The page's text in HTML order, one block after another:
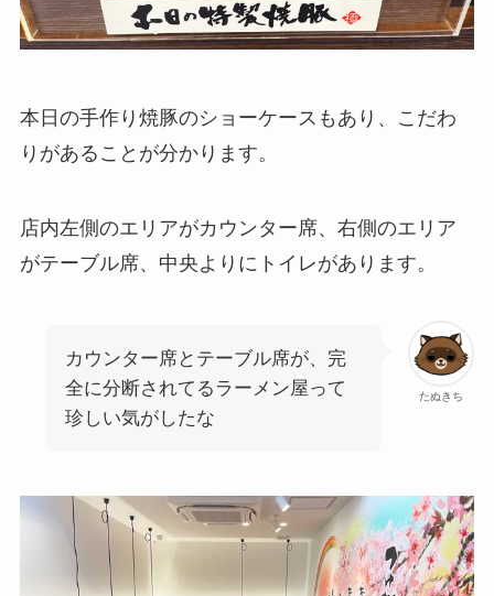
本日の手作り焼豚のショーケースもあり、こだわ
りがあることが分かります。
店内左側のエリアがカウンター席、右側のエリア
がテーブル席、中央よりにトイレがあります。
たぬきち
カウンター席とテーブル席が、完
全に分断されてるラーメン屋って
珍しい気がしたな